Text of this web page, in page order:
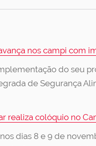
nos campi com
do seu
de Segurança
realiza colóquio no
dias 8 e 9 de